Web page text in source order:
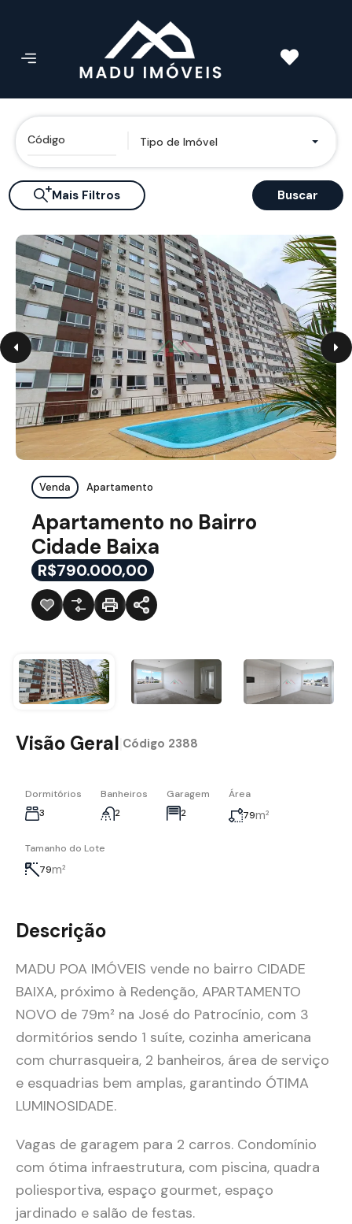
Tipo de Imóvel
Mais Filtros Buscar
Venda Apartamento
Apartamento no Bairro
Cidade Baixa
R$790.000,00
Visão Geral Código 2388
Dormitórios
3
Banheiros
2
Garagem
2
Área
79m²
Tamanho do Lote
79m²
Descrição
MADU POA IMÓVEIS vende no bairro CIDADE
BAIXA, próximo à Redenção, APARTAMENTO
NOVO de 79m² na José do Patrocínio, com 3
dormitórios sendo 1 suíte, cozinha americana
com churrasqueira, 2 banheiros, área de serviço
e esquadrias bem amplas, garantindo ÓTIMA
LUMINOSIDADE.
Vagas de garagem para 2 carros. Condomínio
com ótima infraestrutura, com piscina, quadra
poliesportiva, espaço gourmet, espaço
jardinado e salão de festas.